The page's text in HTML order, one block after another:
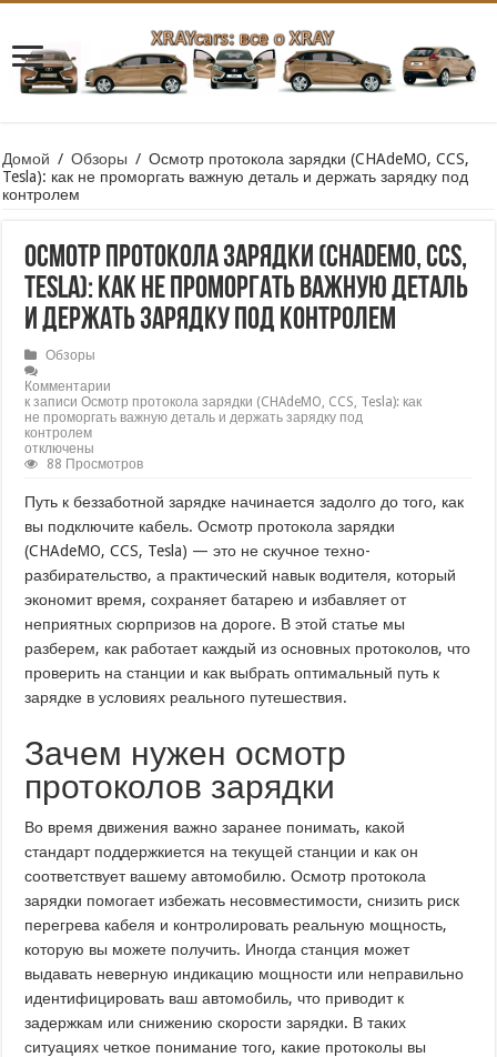
Домой / Обзоры / Осмотр протокола зарядки (CHAdeMO, CCS,
Tesla): как не проморгать важную деталь и держать зарядку под
контролем
Осмотр протокола зарядки (CHAdeMO, CCS,
Tesla): как не проморгать важную деталь
и держать зарядку под контролем
Обзоры
Комментарии
к записи Осмотр протокола зарядки (CHAdeMO, CCS, Tesla): как
не проморгать важную деталь и держать зарядку под
контролем
отключены
88 Просмотров
Путь к беззаботной зарядке начинается задолго до того, как
вы подключите кабель. Осмотр протокола зарядки
(CHAdeMO, CCS, Tesla) — это не скучное техно-
разбирательство, а практический навык водителя, который
экономит время, сохраняет батарею и избавляет от
неприятных сюрпризов на дороге. В этой статье мы
разберем, как работает каждый из основных протоколов, что
проверить на станции и как выбрать оптимальный путь к
зарядке в условиях реального путешествия.
Зачем нужен осмотр
протоколов зарядки
Во время движения важно заранее понимать, какой
стандарт поддержкиется на текущей станции и как он
соответствует вашему автомобилю. Осмотр протокола
зарядки помогает избежать несовместимости, снизить риск
перегрева кабеля и контролировать реальную мощность,
которую вы можете получить. Иногда станция может
выдавать неверную индикацию мощности или неправильно
идентифицировать ваш автомобиль, что приводит к
задержкам или снижению скорости зарядки. В таких
ситуациях четкое понимание того, какие протоколы вы